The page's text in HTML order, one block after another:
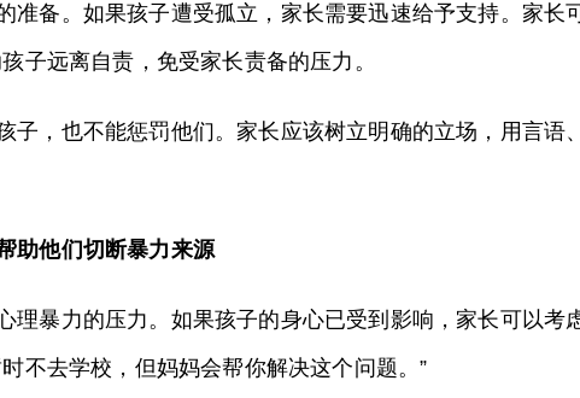
准备。如果孩子遭受孤立，家长需要迅速给予支持。家
子远离自责，免受家长责备的压力。
子，也不能惩罚他们。家长应该树立明确的立场，用言语
助他们切断暴力来源
理暴力的压力。如果孩子的身心已受到影响，家长可以
不去学校，但妈妈会帮你解决这个问题。”